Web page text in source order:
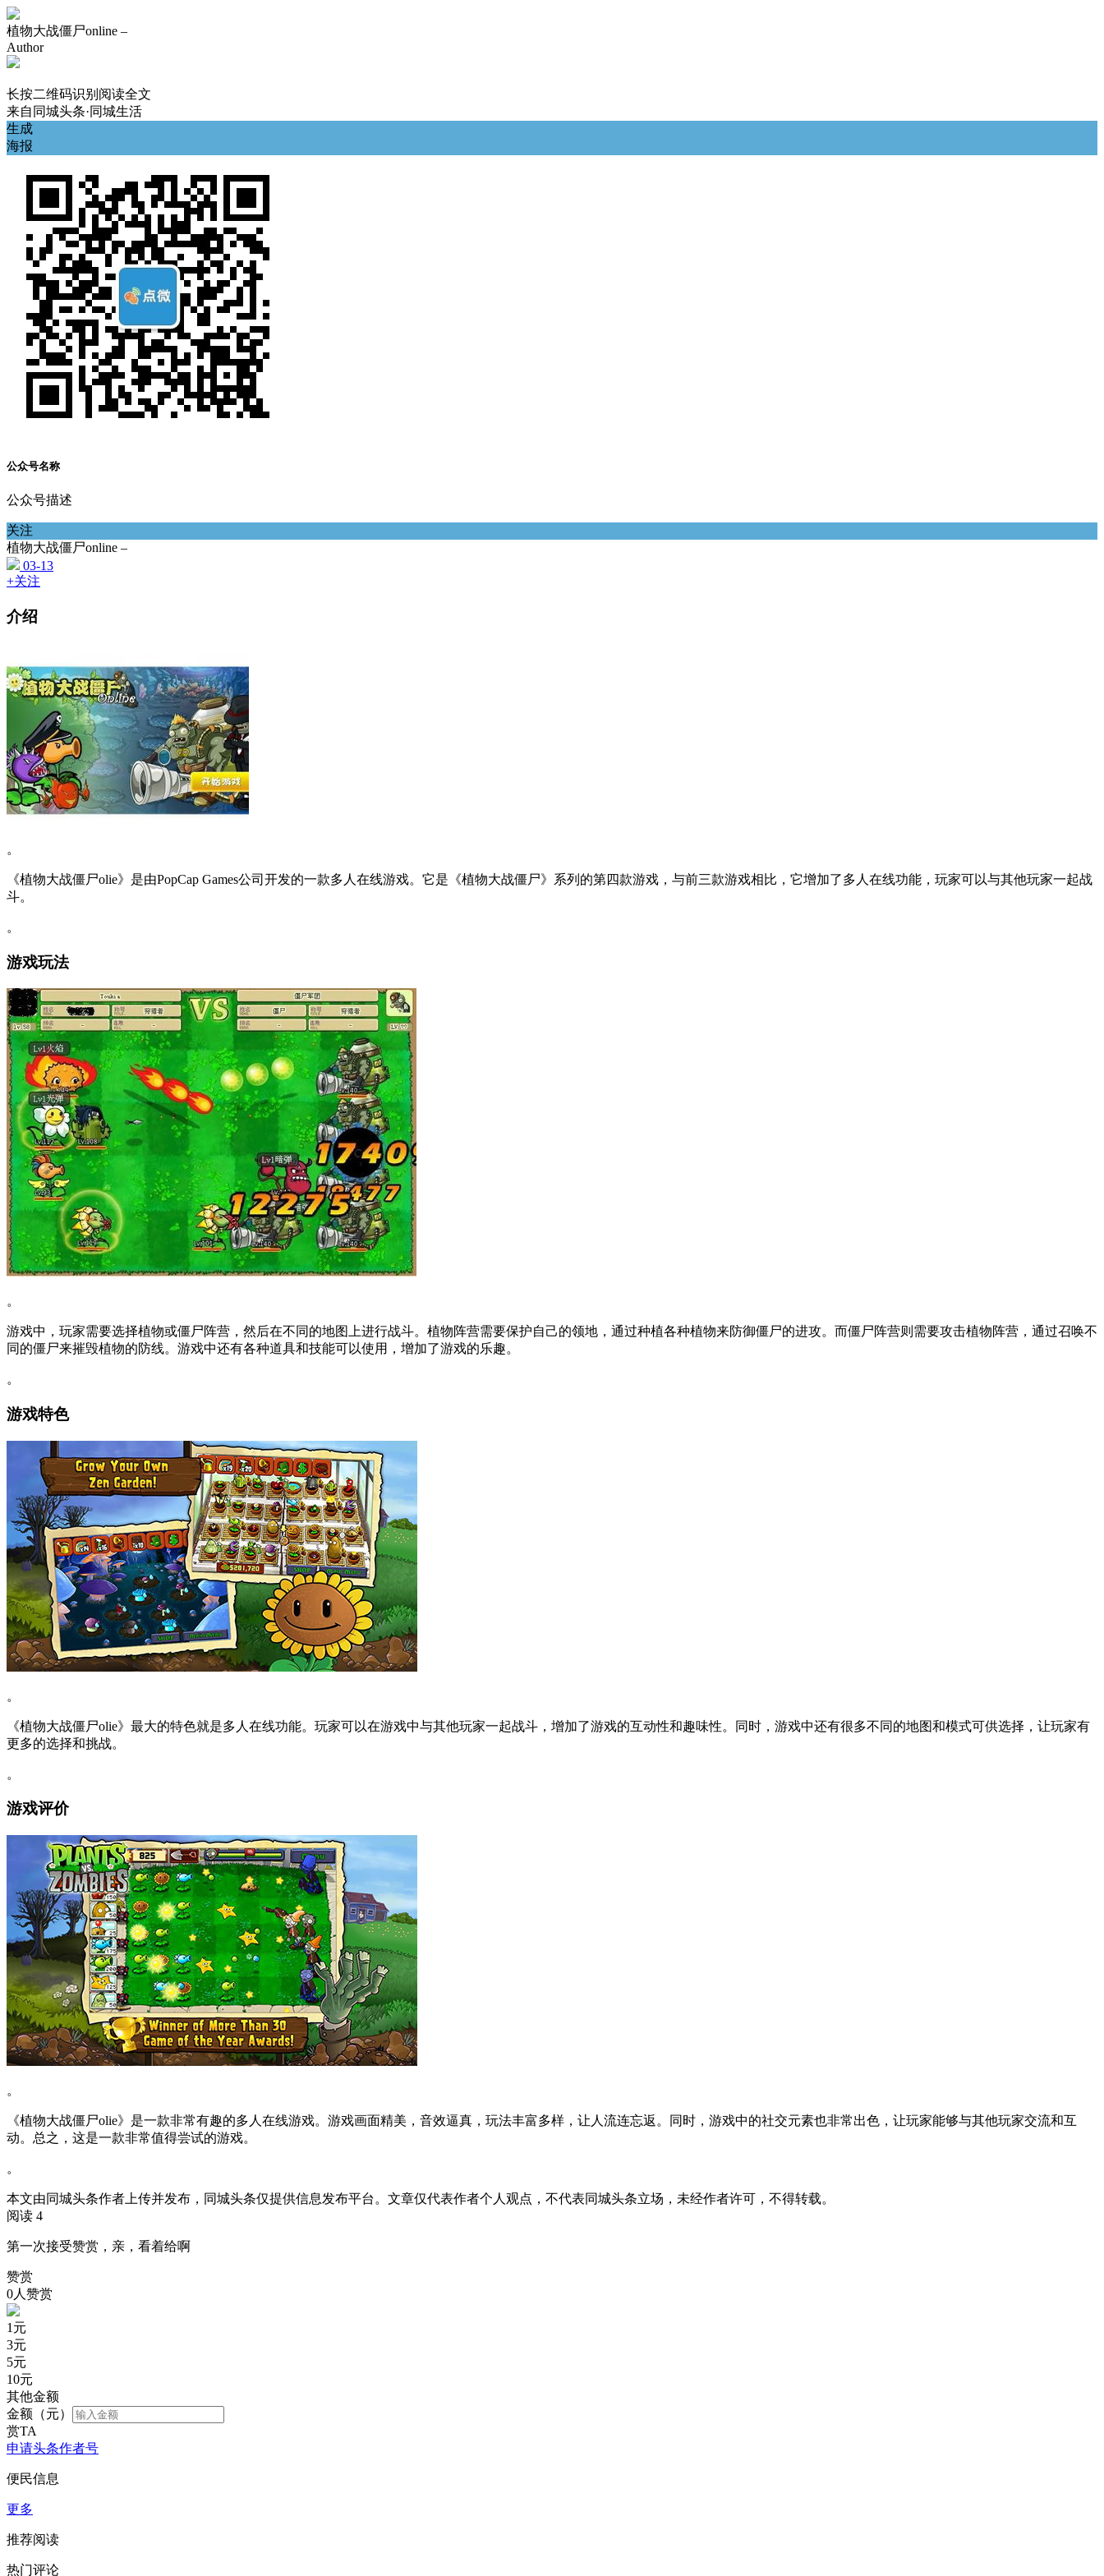
植物大战僵尸online –
Author
长按二维码识别阅读全文
来自 同城头条·同城生活
生成
海报
公众号名称
公众号描述
关注
植物大战僵尸online –
03-13
+关注
介绍
。
《植物大战僵尸olie》是由PopCap Games公司开发的一款多人在线游戏。它是《植物大战僵尸》系列的第四款游戏，与前三款游戏相比，它增加了多人在线功能，玩家可以与其他玩家一起战
斗。
。
游戏玩法
。
游戏中，玩家需要选择植物或僵尸阵营，然后在不同的地图上进行战斗。植物阵营需要保护自己的领地，通过种植各种植物来防御僵尸的进攻。而僵尸阵营则需要攻击植物阵营，通过召唤不
同的僵尸来摧毁植物的防线。游戏中还有各种道具和技能可以使用，增加了游戏的乐趣。
。
游戏特色
。
《植物大战僵尸olie》最大的特色就是多人在线功能。玩家可以在游戏中与其他玩家一起战斗，增加了游戏的互动性和趣味性。同时，游戏中还有很多不同的地图和模式可供选择，让玩家有
更多的选择和挑战。
。
游戏评价
。
《植物大战僵尸olie》是一款非常有趣的多人在线游戏。游戏画面精美，音效逼真，玩法丰富多样，让人流连忘返。同时，游戏中的社交元素也非常出色，让玩家能够与其他玩家交流和互
动。总之，这是一款非常值得尝试的游戏。
。
本文由同城头条作者上传并发布，同城头条仅提供信息发布平台。文章仅代表作者个人观点，不代表同城头条立场，未经作者许可，不得转载。
阅读 4
第一次接受赞赏，亲，看着给啊
赞赏
0人赞赏
1 元
3元
5元
10元
其他金额
金额（元）
赏TA
申请头条作者号
便民信息
更多
推荐阅读
热门评论